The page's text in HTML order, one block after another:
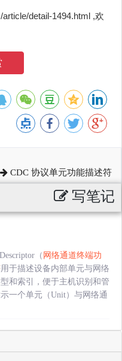
detail-1494.html ,欢
CDC 协议单元功能描述符
写笔记
（ 网络通道终端功
用于描述设备内部单元与网络
和索引，便于主机识别和管
一个单元（Unit）与网络通